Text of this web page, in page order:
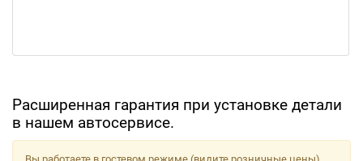
Расширенная гарантия при установке детали
в нашем автосервисе.